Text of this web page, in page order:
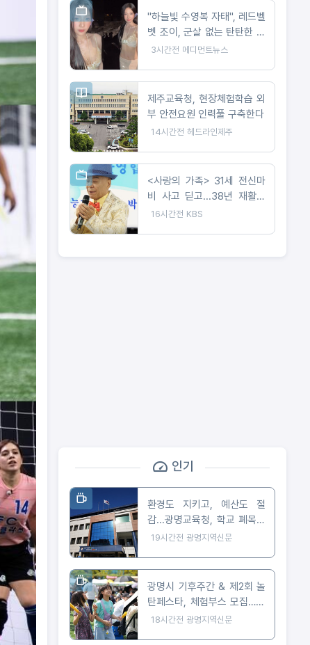
"하늘빛 수영복 자태", 레드벨
벳 조이, 군살 없는 탄탄한 몸
매로 '여름 여신' 입증
3시간전 메디먼트뉴스
제주교육청, 현장체험학습 외
부 안전요원 인력풀 구축한다
14시간전 헤드라인제주
<사랑의 가족> 31세 전신마
비 사고 딛고...38년 재활이
빚어낸 트로트 가수의 꿈
16시간전 KBS
인기
환경도 지키고, 예산도 절
감...광명교육청, 학교 폐목재
무상위탁처리 지원
19시간전 광명지역신문
광명시 기후주간 & 제2회 놀
탄페스타, 체험부스 모집…10
월 24일 개최
18시간전 광명지역신문